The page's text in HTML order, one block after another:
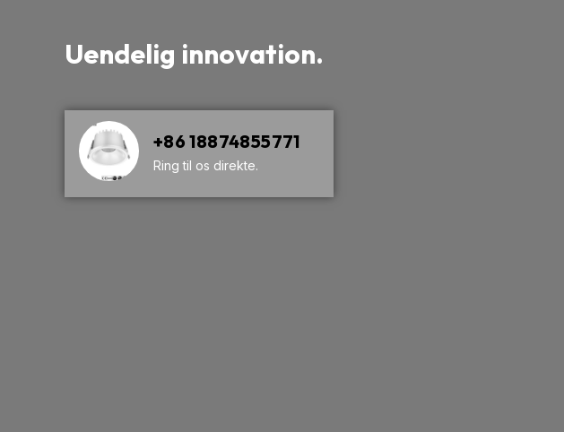
Uendelig innovation.
+86 18874855771
Ring til os direkte.